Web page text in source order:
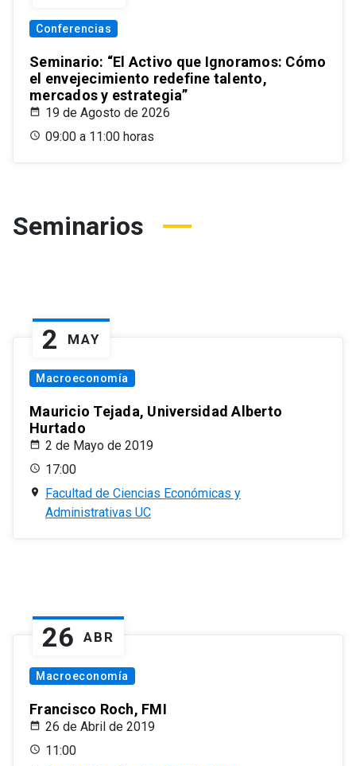
Conferencias
Seminario: “El Activo que Ignoramos: Cómo
el envejecimiento redefine talento,
mercados y estrategia”
19 de Agosto de 2026
09:00 a 11:00 horas
Seminarios
2 MAY
Macroeconomía
Mauricio Tejada, Universidad Alberto
Hurtado
2 de Mayo de 2019
17:00
Facultad de Ciencias Económicas y
Administrativas UC
26 ABR
Macroeconomía
Francisco Roch, FMI
26 de Abril de 2019
11:00